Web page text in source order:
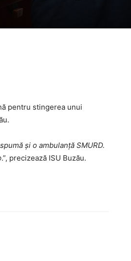
pentru stingerea unui
și o ambulanță SMURD.
.”, precizează ISU Buzău.